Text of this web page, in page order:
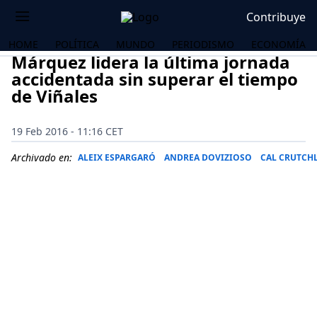
Contribuye
HOME POLÍTICA MUNDO PERIODISMO ECONOMÍA
Márquez lidera la última jornada
accidentada sin superar el tiempo
de Viñales
19 Feb 2016 - 11:16 CET
Archivado en: ALEIX ESPARGARÓ ANDREA DOVIZIOSO CAL